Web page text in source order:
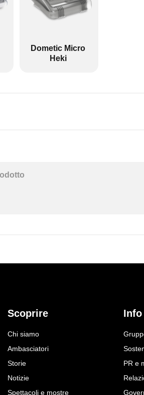
kit di installazione.
di installazione.
Dometic Micro
Heki
Scoprire
Chi siamo
Ambasciatori
Storie
Notizie
Spettacoli e mostre
Info
PR e